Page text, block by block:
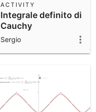
Integrale definito di
Cauchy
ACTIVITY
Sergio